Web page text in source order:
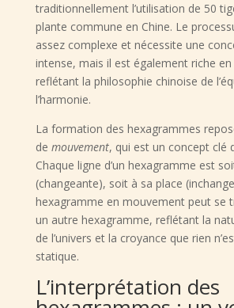
traditionnellement l’utilisation de 50
plante commune en Chine. Le
assez complexe et nécessite une
intense, mais il est également riche
reflétant la philosophie chinoise de
l’harmonie.
La formation des hexagrammes
de mouvement, qui est un concept clé
Chaque ligne d’un hexagramme est
(changeante), soit à sa place
hexagramme en mouvement peut se
un autre hexagramme, reflétant la
de l’univers et la croyance que rien
statique.
L’interprétation des